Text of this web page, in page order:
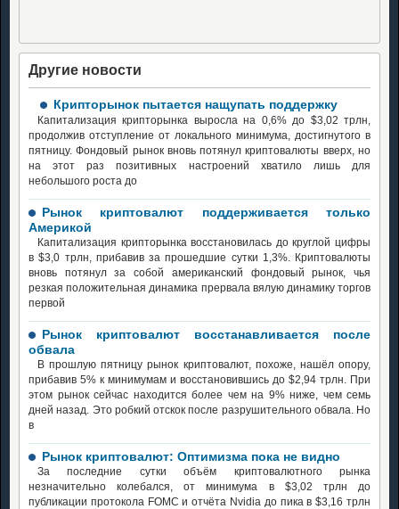
Другие новости
Крипторынок пытается нащупать поддержку
Капитализация крипторынка выросла на 0,6% до $3,02 трлн,
продолжив отступление от локального минимума, достигнутого в
пятницу. Фондовый рынок вновь потянул криптовалюты вверх, но
на этот раз позитивных настроений хватило лишь для
небольшого роста до
Рынок криптовалют поддерживается только
Америкой
Капитализация крипторынка восстановилась до круглой цифры
в $3,0 трлн, прибавив за прошедшие сутки 1,3%. Криптовалюты
вновь потянул за собой американский фондовый рынок, чья
резкая положительная динамика прервала вялую динамику торгов
первой
Рынок криптовалют восстанавливается после
обвала
В прошлую пятницу рынок криптовалют, похоже, нашёл опору,
прибавив 5% к минимумам и восстановившись до $2,94 трлн. При
этом рынок сейчас находится более чем на 9% ниже, чем семь
дней назад. Это робкий отскок после разрушительного обвала. Но
в
Рынок криптовалют: Оптимизма пока не видно
За последние сутки объём криптовалютного рынка
незначительно колебался, от минимума в $3,02 трлн до
публикации протокола FOMC и отчёта Nvidia до пика в $3,16 трлн